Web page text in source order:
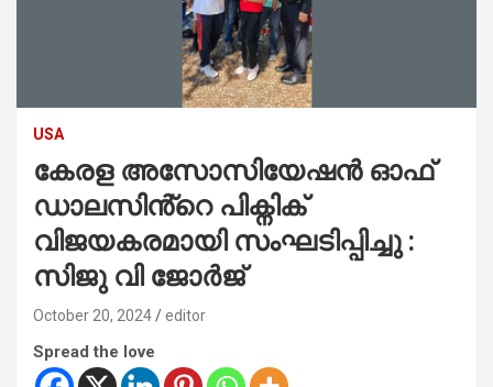
USA
കേരള അസോസിയേഷൻ ഓഫ്
ഡാലസിൻ്റെ പിക്നിക്
വിജയകരമായി സംഘടിപ്പിച്ചു :
സിജു വി ജോർജ്
October 20, 2024 editor
Spread the love